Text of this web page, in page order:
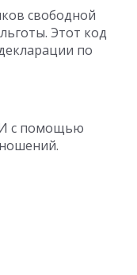
свободной
Этот код
по
с помощью